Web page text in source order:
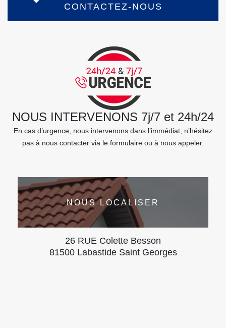
CONTACTEZ-NOUS
NOUS INTERVENONS 7j/7 et 24h/24
En cas d’urgence, nous intervenons dans l’immédiat, n’hésitez
pas à nous contacter via le formulaire ou à nous appeler.
NOUS LOCALISER
26 RUE Colette Besson
81500 Labastide Saint Georges